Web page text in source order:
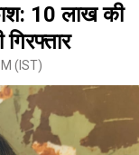
10 लाख की
(IST)